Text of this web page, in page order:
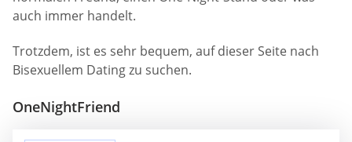
auch immer handelt.
Trotzdem, ist es sehr bequem, auf dieser Seite nach
Bisexuellem Dating zu suchen.
OneNightFriend